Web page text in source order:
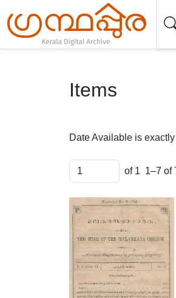
Items
Date Available is exactly
of 1 1–7 of